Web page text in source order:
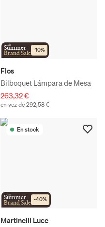
the
Summer
Brand Sale -10%
Flos
Bilboquet Lámpara de Mesa
263,32 €
en vez de 292,58 €
En stock
the
Summer
Brand Sale -40%
Martinelli Luce